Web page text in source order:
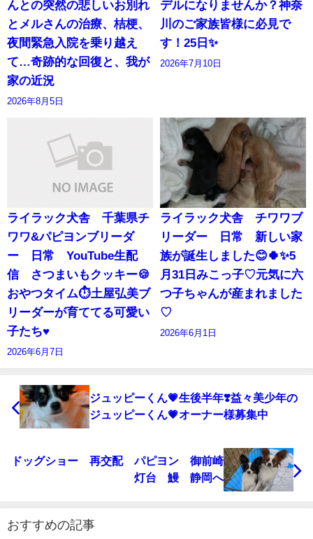
んとの突然の悲しいお別れ
とメルさんの治療、桔梗、
夜間緊急入院を乗り越え
て…奇跡的な回復と、我が
家の近況
2026年8月5日
デルになりませんか？神奈
川のご家族皆様に必見で
す！25日✨
2026年7月10日
ライラック犬舎 千葉県チ
ワワ&パピヨンブリーダ
ー 日常 YouTube生配
信 さつまいもクッキー🍪
おやつタイム⏱️土屋弘美ブ
リーダーが育ててる可愛い
子たち♥️
2026年6月7日
ライラック犬舎 チワワブ
リーダー 日常 新しい家
族が誕生しました😊🍀✨5
月31日みこっ子♡元気に六
つ子ちゃんが産まれました
♡
2026年6月1日
ジュッピーくん💗生後半年❣️益々美少年の
ジュッピーくん💗オーナー様募集中
ドッグショー 再交配 パピヨン 御前崎
灯台 鰻 静岡へ
おすすめの記事